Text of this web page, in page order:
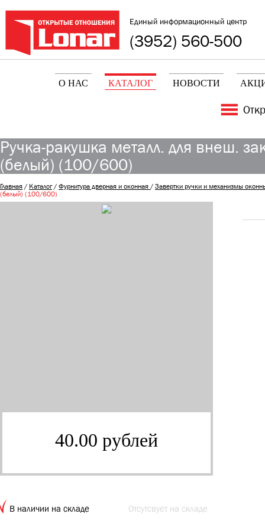
Единый информационный центр
(3952) 560-500
О НАС КАТАЛОГ НОВОСТИ
Ручка-ракушка металл. для внеш.
(белый) (100/600)
Главная/ Каталог/Фурнитура дверная и оконная/Завертки ручки и механизмы
(белый) (100/600)
40.00 рублей
В наличии на складе Отсутсвует на складе